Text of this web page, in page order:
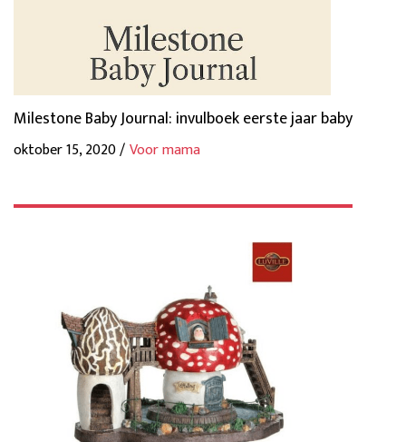
Milestone Baby Journal: invulboek eerste jaar baby
oktober 15, 2020 /Voor mama